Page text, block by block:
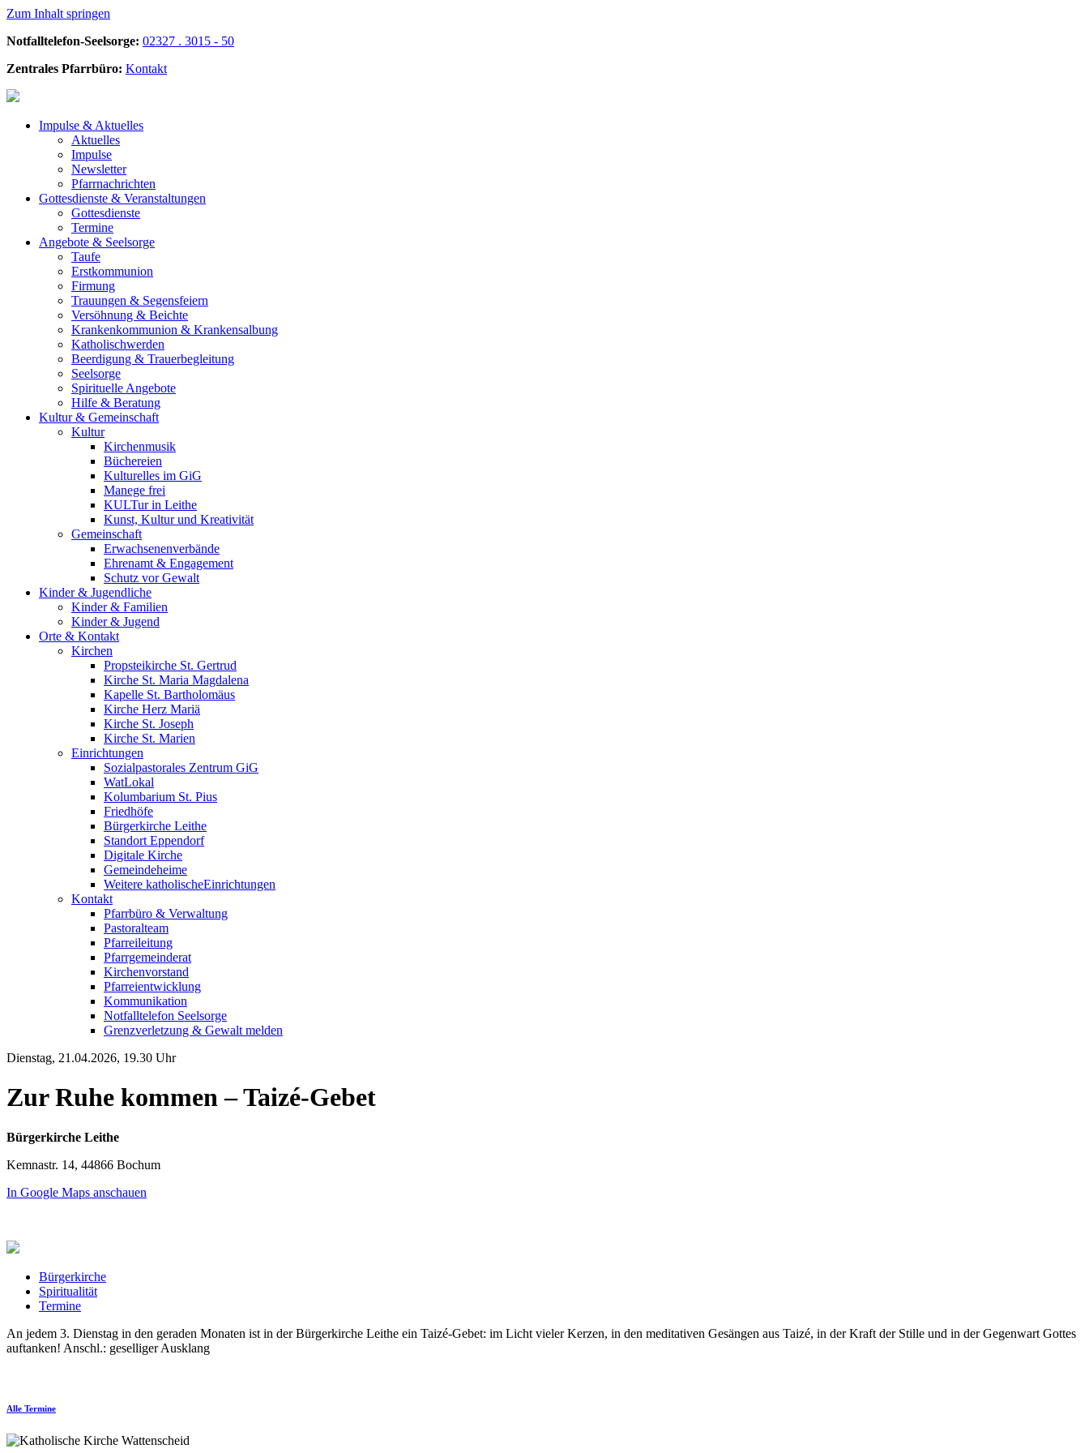
Zum Inhalt springen
Notfalltelefon-Seelsorge: 02327 . 3015 - 50
Zentrales Pfarrbüro: Kontakt
Impulse & Aktuelles
Aktuelles
Impulse
Newsletter
Pfarrnachrichten
Gottesdienste & Veranstaltungen
Gottesdienste
Termine
Angebote & Seelsorge
Taufe
Erstkommunion
Firmung
Trauungen & Segensfeiern
Versöhnung & Beichte
Krankenkommunion & Krankensalbung
Katholischwerden
Beerdigung & Trauerbegleitung
Seelsorge
Spirituelle Angebote
Hilfe & Beratung
Kultur & Gemeinschaft
Kultur
Kirchenmusik
Büchereien
Kulturelles im GiG
Manege frei
KULTur in Leithe
Kunst, Kultur und Kreativität
Gemeinschaft
Erwachsenenverbände
Ehrenamt & Engagement
Schutz vor Gewalt
Kinder & Jugendliche
Kinder & Familien
Kinder & Jugend
Orte & Kontakt
Kirchen
Propsteikirche St. Gertrud
Kirche St. Maria Magdalena
Kapelle St. Bartholomäus
Kirche Herz Mariä
Kirche St. Joseph
Kirche St. Marien
Einrichtungen
Sozialpastorales Zentrum GiG
WatLokal
Kolumbarium St. Pius
Friedhöfe
Bürgerkirche Leithe
Standort Eppendorf
Digitale Kirche
Gemeindeheime
Weitere katholische­­Einrichtungen
Kontakt
Pfarrbüro & Verwaltung
Pastoralteam
Pfarreileitung
Pfarrgemeinderat
Kirchenvorstand
Pfarreientwicklung
Kommunikation
Notfalltelefon Seelsorge
Grenzverletzung & Gewalt melden
Dienstag, 21.04.2026, 19.30 Uhr
Zur Ruhe kommen – Taizé-Gebet
Bürgerkirche Leithe
Kemnastr. 14, 44866 Bochum
In Google Maps anschauen
Bürgerkirche
Spiritualität
Termine
An jedem 3. Dienstag in den geraden Monaten ist in der Bürgerkirche Leithe ein Taizé-Gebet: im Licht vieler Kerzen, in den meditativen Gesängen aus Taizé, in der Kraft der Stille und in der Gegenwart Gottes
auftanken! Anschl.: geselliger Ausklang
Alle Termine